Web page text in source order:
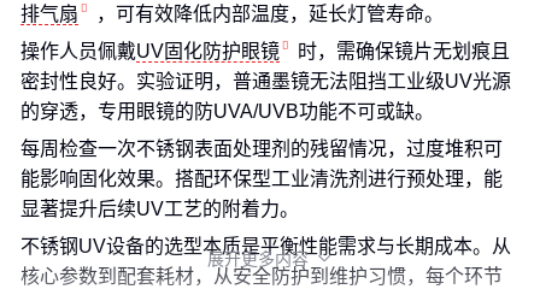
排气扇
，可有效降低内部温度，延长灯管寿命。
操作人员佩戴UV固化防护眼镜
时，需确保镜片无划痕且
密封性良好。实验证明，普通墨镜无法阻挡工业级UV光源
的穿透，专用眼镜的防UVA/UVB功能不可或缺。
每周检查一次不锈钢表面处理剂的残留情况，过度堆积可
能影响固化效果。搭配环保型工业清洗剂进行预处理，能
显著提升后续UV工艺的附着力。
不锈钢UV设备的选型本质是平衡性能需求与长期成本。从
核心参数到配套耗材，从安全防护到维护习惯，每个环节
展开更多内容 